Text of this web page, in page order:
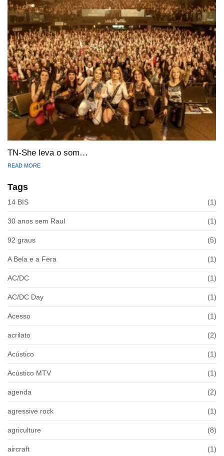
TN-She leva o som…
READ MORE
Tags
14 BIS (1)
30 anos sem Raul (1)
92 graus (5)
A Bela e a Fera (1)
AC/DC (1)
AC/DC Day (1)
Acesso (1)
acrilato (2)
Acústico (1)
Acústico MTV (1)
agenda (2)
agressive rock (1)
agriculture (8)
aircraft (1)